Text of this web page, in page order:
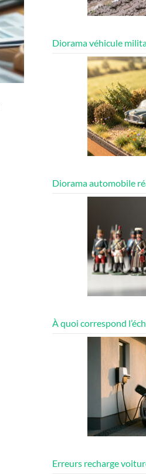
Diorama véhicule
Diorama automobile
À quoi correspond
Erreurs recharge